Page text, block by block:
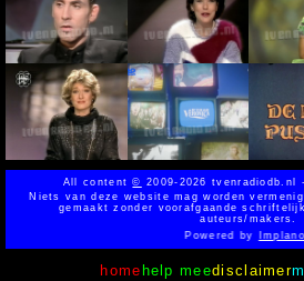
All content© 2009-2026 tvenradiodb.nl
Niets van deze website mag worden
gemaakt zonder voorafgaande
auteurs/makers.
Powered byImplano
home help meedisclaimer